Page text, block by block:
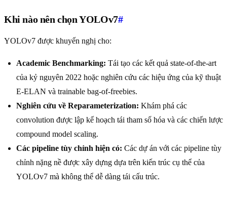
Khi nào nên chọn YOLOv7#
YOLOv7 được khuyến nghị cho:
Academic Benchmarking: Tái tạo các kết quả state-of-the-art
của kỷ nguyên 2022 hoặc nghiên cứu các hiệu ứng của kỹ thuật
E-ELAN và trainable bag-of-freebies.
Nghiên cứu về Reparameterization: Khám phá các
convolution được lập kế hoạch tái tham số hóa và các chiến lược
compound model scaling.
Các pipeline tùy chỉnh hiện có: Các dự án với các pipeline tùy
chỉnh nặng nề được xây dựng dựa trên kiến trúc cụ thể của
YOLOv7 mà không thể dễ dàng tái cấu trúc.